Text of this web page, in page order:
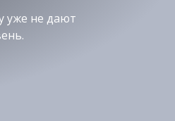
уже не дают